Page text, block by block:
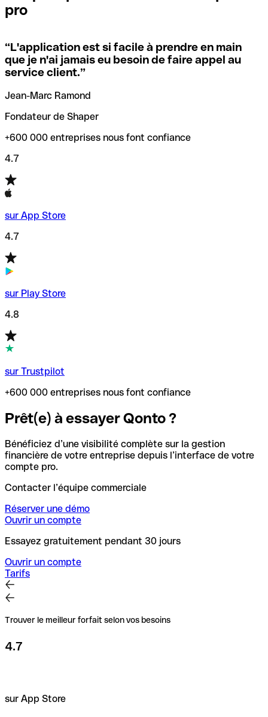
locales.
Si vous n'êtes pas sûr du code SWIFT que vous devriez
utiliser, nous avons développé un outil de recherche de
codes SWIFT par nom de banque.
vérification/recherche de codes SWIFT. Ainsi, vous pouvez
trouver et vérifier vos codes SWIFT avant de réaliser vos
transferts d’argent.
pro
“L'application est si facile à prendre en main
que je n'ai jamais eu besoin de faire appel au
service client.”
Jean-Marc Ramond
Fondateur de Shaper
+600 000 entreprises nous font confiance
4.7
sur App Store
4.7
sur Play Store
4.8
sur Trustpilot
+600 000 entreprises nous font confiance
Prêt(e) à essayer Qonto ?
Bénéficiez d’une visibilité complète sur la gestion
financière de votre entreprise depuis l’interface de votre
compte pro.
Contacter l’équipe commerciale
Réserver une démo
Ouvrir un compte
Essayez gratuitement pendant 30 jours
Ouvrir un compte
Tarifs
Trouver le meilleur forfait selon vos besoins
4.7
sur App Store